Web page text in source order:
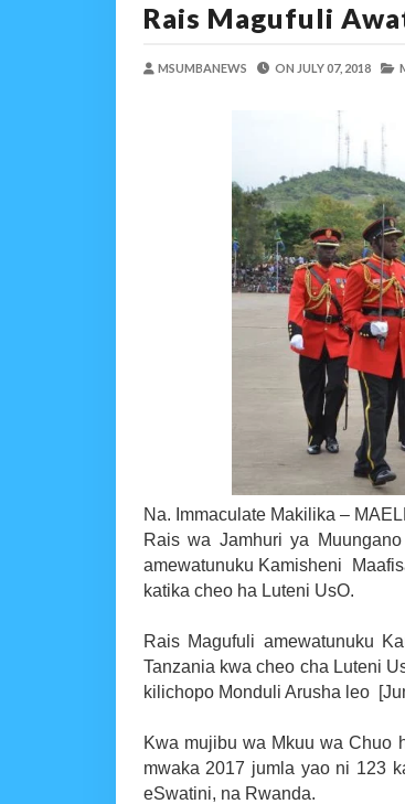
MSUMBA-
MSUMBA -
MSUMBA Aug
Maisha
Zawadi-Aug 07
Nilitamani
Zawadi-Aug
Nilitamani
Zawadi-Aug
TANZANIA
MSUMBA-
WASIRA
MSUMBA
Rais Magufuli
MSUMBANEWS ON JULY 07, 2018
Na. Immaculate Makilika –
Rais wa Jamhuri ya
amewatunuku Kamisheni
katika cheo ha Luteni UsO.
Rais Magufuli amewatunuku
Tanzania kwa cheo cha Luteni
kilichopo Monduli Arusha leo
Kwa mujibu wa Mkuu wa Chuo
mwaka 2017 jumla yao ni 123
eSwatini, na Rwanda.